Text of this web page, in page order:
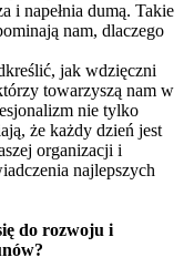
i napełnia dumą. Takie
nam, dlaczego
jak wdzięczni
towarzyszą nam w
nie tylko
że każdy dzień jest
organizacji i
najlepszych
do rozwoju i